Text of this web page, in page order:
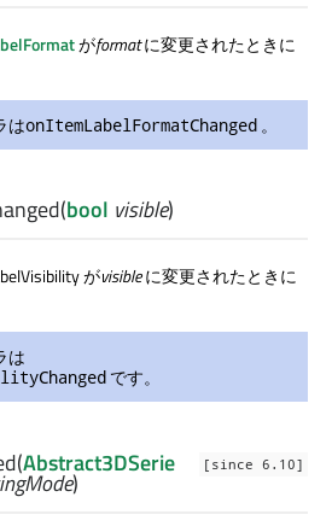
がformatに変更されたときに
はonItemLabelFormatChanged 。
(bool visible)
がvisibleに変更されたときに
は
です。
[since 6.10]
(Abstract3DSerie
)